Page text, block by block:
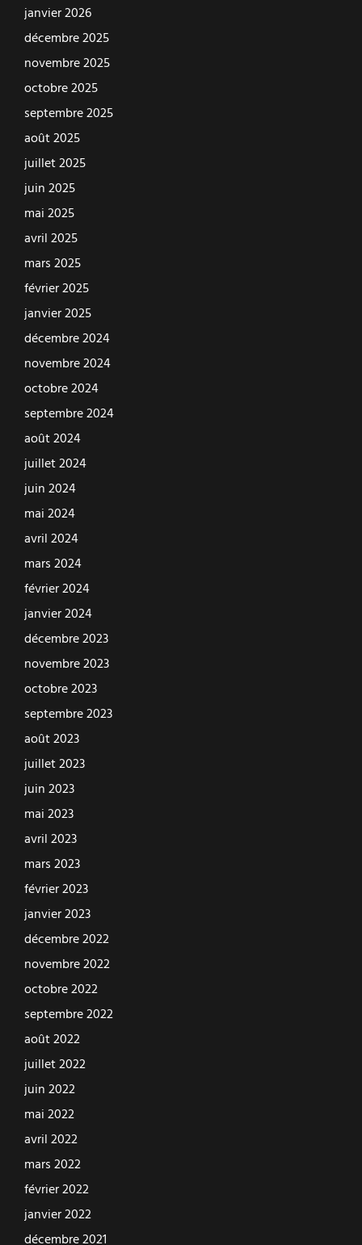
janvier 2026
décembre 2025
novembre 2025
octobre 2025
septembre 2025
août 2025
juillet 2025
juin 2025
mai 2025
avril 2025
mars 2025
février 2025
janvier 2025
décembre 2024
novembre 2024
octobre 2024
septembre 2024
août 2024
juillet 2024
juin 2024
mai 2024
avril 2024
mars 2024
février 2024
janvier 2024
décembre 2023
novembre 2023
octobre 2023
septembre 2023
août 2023
juillet 2023
juin 2023
mai 2023
avril 2023
mars 2023
février 2023
janvier 2023
décembre 2022
novembre 2022
octobre 2022
septembre 2022
août 2022
juillet 2022
juin 2022
mai 2022
avril 2022
mars 2022
février 2022
janvier 2022
décembre 2021